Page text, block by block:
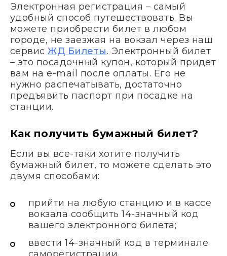
Электронная регистрация – самый
удобный способ путешествовать. Вы
можете приобрести билет в любом
городе, не заезжая на вокзал через наш
сервисЖД Билеты. Электронный билет
– это посадочный купон, который придет
вам на e-mail после оплаты. Его не
нужно распечатывать, достаточно
предъявить паспорт при посадке на
станции.
Как получить бумажный билет?
Если вы все-таки хотите получить
бумажный билет, то можете сделать это
двумя способами:
прийти на любую станцию и в кассе
вокзала сообщить 14-значный код
вашего электронного билета;
ввести 14-значный код в терминале
саморегистрации.